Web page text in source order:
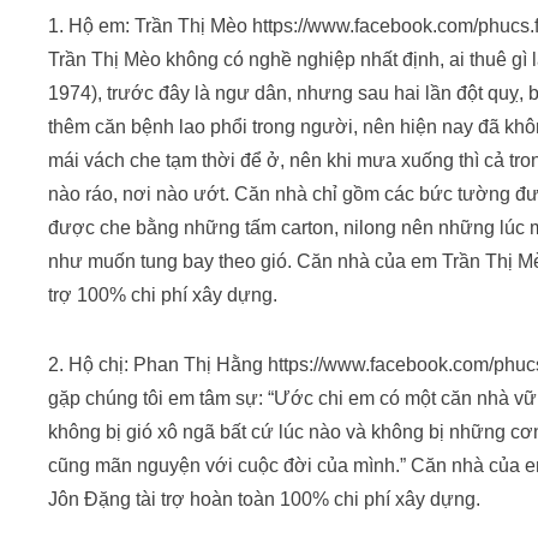
1. Hộ em: Trần Thị Mèo https://www.facebook.com/
Trần Thị Mèo không có nghề nghiệp nhất định, ai thuê gì
1974), trước đây là ngư dân, nhưng sau hai lần đột quỵ,
thêm căn bệnh lao phổi trong người, nên hiện nay đã
mái vách che tạm thời để ở, nên khi mưa xuống thì cả
nào ráo, nơi nào ướt. Căn nhà chỉ gồm các bức tường
được che bằng những tấm carton, nilong nên những lúc
như muốn tung bay theo gió. Căn nhà của em Trần Thị
trợ 100% chi phí xây dựng.
2. Hộ chị: Phan Thị Hằng https://www.facebook.com/
gặp chúng tôi em tâm sự: “Ước chi em có một căn nhà
không bị gió xô ngã bất cứ lúc nào và không bị những
cũng mãn nguyện với cuộc đời của mình.” Căn nhà của
Jôn Đặng tài trợ hoàn toàn 100% chi phí xây dựng.